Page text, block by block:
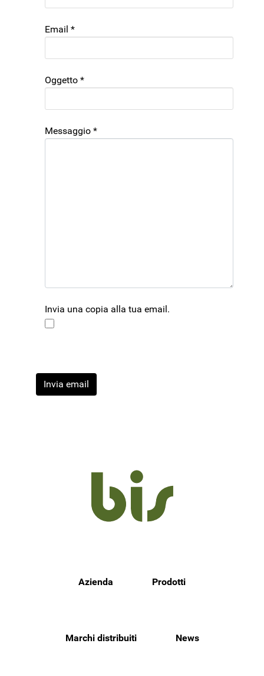
Email *
Oggetto *
Messaggio *
Invia una copia alla tua email.
Captcha
Invia email
Azienda Prodotti
Marchi distribuiti News